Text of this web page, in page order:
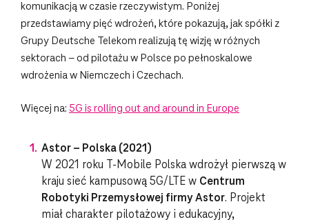
komunikacją w czasie rzeczywistym. Poniżej
przedstawiamy pięć wdrożeń, które pokazują, jak spółki z
Grupy Deutsche Telekom realizują tę wizję w różnych
sektorach – od pilotażu w Polsce po pełnoskalowe
wdrożenia w Niemczech i Czechach.
Więcej na: 5G is rolling out and around in Europe
Astor – Polska (2021)
W 2021 roku T-Mobile Polska wdrożył pierwszą w
kraju sieć kampusową 5G/LTE w Centrum
Robotyki Przemysłowej firmy Astor. Projekt
miał charakter pilotażowy i edukacyjny,